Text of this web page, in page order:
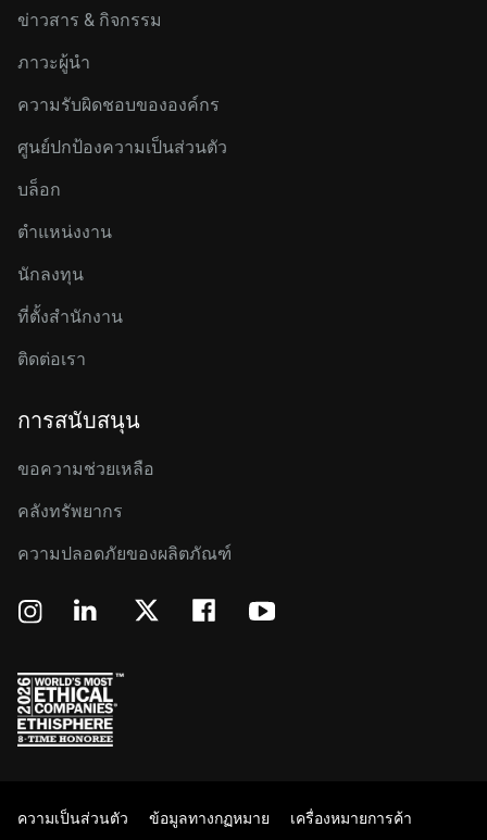
ข่าวสาร & กิจกรรม
ภาวะผู้นำ
ความรับผิดชอบขององค์กร
ศูนย์ปกป้องความเป็นส่วนตัว
บล็อก
ตำแหน่งงาน
นักลงทุน
ที่ตั้งสำนักงาน
ติดต่อเรา
การสนับสนุน
ขอความช่วยเหลือ
คลังทรัพยากร
ความปลอดภัยของผลิตภัณฑ์
ความเป็นส่วนตัว ข้อมูลทางกฏหมาย เครื่องหมายการค้า